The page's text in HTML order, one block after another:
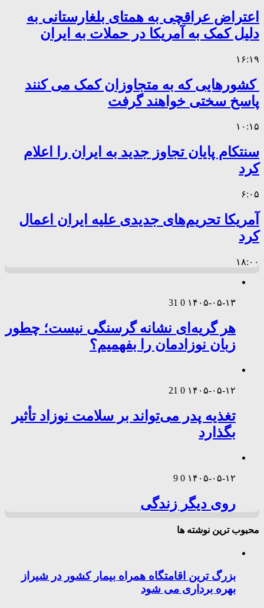
اعتراض عراقچی به همتای بلغارستانی به
دلیل کمک به آمریکا در حملات به ایران
۱۶:۱۹
کشورهایی که به متجاوزان کمک می کنند
پاسخ سختی خواهند گرفت
۱۰:۱۵
سنتکام پایان تجاوز جدید به ایران را اعلام
کرد
۶:۰۵
آمریکا تحریم‌های جدیدی علیه ایران اعمال
کرد
۱۸:۰۰
۱۴۰۵-۰۵-۱۳ 0
31
هر گریه‌ای نشانه گرسنگی نیست؛ چطور
زبان نوزادمان را بفهمیم؟
۱۴۰۵-۰۵-۱۲ 0
21
تغذیه پدر می‌تواند بر سلامت نوزاد تأثیر
بگذارد
۱۴۰۵-۰۵-۱۲ 0
9
روی دیگر زندگی
محبوب ترین نوشته ها
بزرگ ترین اقامتگاه همراه بیمار کشور در شیراز
بهره برداری می شود